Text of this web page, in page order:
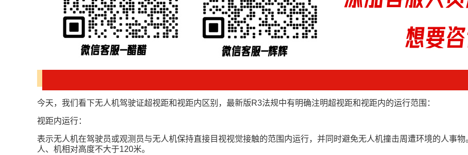
今天，我们看下无人机驾驶证超视距和视距内区别，最新版R3法规中有明确注明超视距和视距内的运行范围：
视距内运行：
表示无人机在驾驶员或观测员与无人机保持直接目视视觉接触的范围内运行，并同时避免无人机撞击周遭环境的人事
人、机相对高度不大于120米。